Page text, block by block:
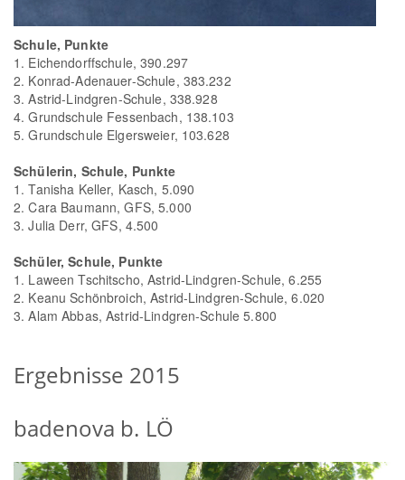
Schule, Punkte
1. Eichendorffschule, 390.297
2. Konrad-Adenauer-Schule, 383.232
3. Astrid-Lindgren-Schule, 338.928
4. Grundschule Fessenbach, 138.103
5. Grundschule Elgersweier, 103.628
Schülerin, Schule, Punkte
1. Tanisha Keller, Kasch, 5.090
2. Cara Baumann, GFS, 5.000
3. Julia Derr, GFS, 4.500
Schüler, Schule, Punkte
1. Laween Tschitscho, Astrid-Lindgren-Schule, 6.255
2. Keanu Schönbroich, Astrid-Lindgren-Schule, 6.020
3. Alam Abbas, Astrid-Lindgren-Schule 5.800
Ergebnisse 2015
badenova b. LÖ